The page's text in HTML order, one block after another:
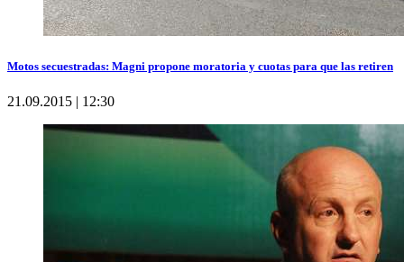
Motos secuestradas: Magni propone moratoria y cuotas para que las retiren
21.09.2015 | 12:30